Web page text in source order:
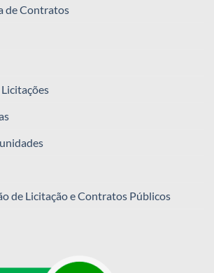
de Contratos
de Licitação e Contratos Públicos